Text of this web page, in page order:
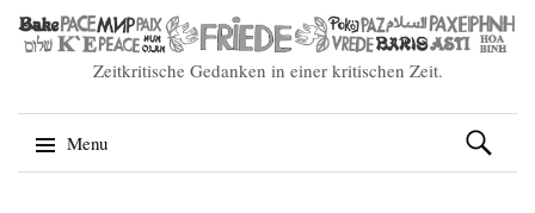
Zeitkritische Gedanken in einer kritischen Zeit.
Menu
Suchen
nach: